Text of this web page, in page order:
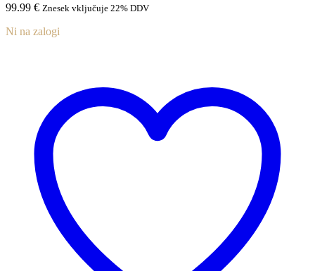
99.99 € Znesek vključuje 22% DDV
Ni na zalogi